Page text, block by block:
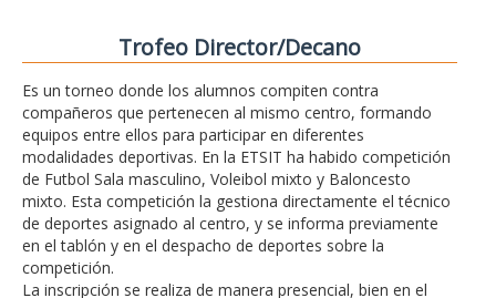
Trofeo Director/Decano
Es un torneo donde los alumnos compiten contra
compañeros que pertenecen al mismo centro, formando
equipos entre ellos para participar en diferentes
modalidades deportivas. En la ETSIT ha habido competición
de Futbol Sala masculino, Voleibol mixto y Baloncesto
mixto. Esta competición la gestiona directamente el técnico
de deportes asignado al centro, y se informa previamente
en el tablón y en el despacho de deportes sobre la
competición.
La inscripción se realiza de manera presencial, bien en el